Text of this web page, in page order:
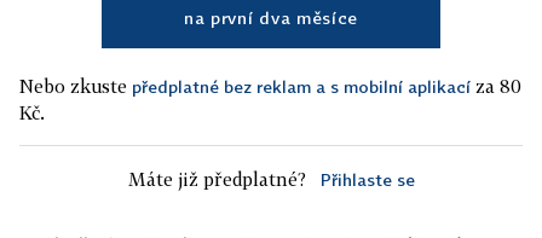
na první dva měsíce
Nebo zkuste předplatné bez reklam a s mobilní aplikací za 80
Kč.
Máte již předplatné? Přihlaste se